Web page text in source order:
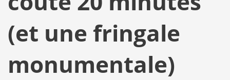
(et une fringale
monumentale)